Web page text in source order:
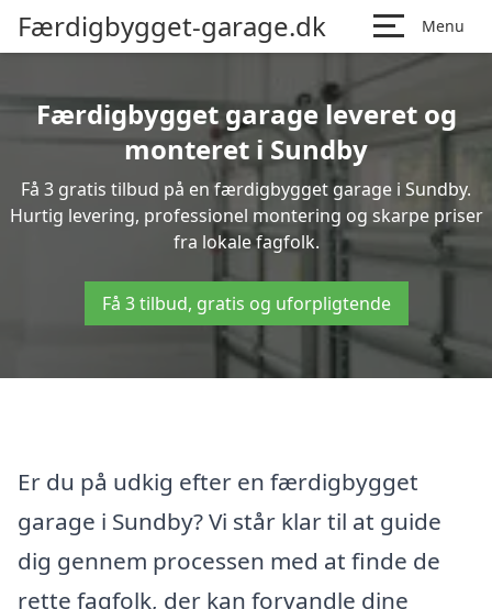
Færdigbygget-garage.dk Menu
Færdigbygget garage leveret og
monteret i Sundby
Få 3 gratis tilbud på en færdigbygget garage i Sundby.
Hurtig levering, professionel montering og skarpe priser
fra lokale fagfolk.
Få 3 tilbud, gratis og uforpligtende
Er du på udkig efter en færdigbygget
garage i Sundby? Vi står klar til at guide
dig gennem processen med at finde de
rette fagfolk, der kan forvandle dine